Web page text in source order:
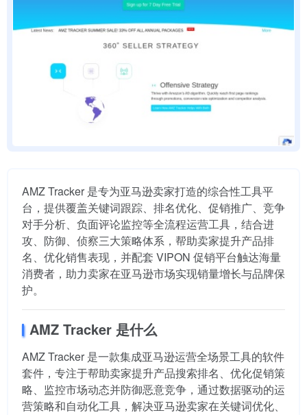
AMZ Tracker 是专为亚马逊卖家打造的综合性工具平
台，提供覆盖关键词跟踪、排名优化、促销推广、竞争
对手分析、负面评论监控等全流程运营工具，结合进
攻、防御、侦察三大策略体系，帮助卖家提升产品排
名、优化销售表现，并配套 VIPON 促销平台触达海量
消费者，助力卖家在亚马逊市场实现销量增长与品牌保
护。
AMZ Tracker 是什么
AMZ Tracker 是一款集成亚马逊运营全场景工具的软件
套件，专注于帮助卖家提升产品搜索排名、优化促销策
略、监控市场动态并防御恶意竞争，通过数据驱动的运
营策略和自动化工具，解决亚马逊卖家在关键词优化、